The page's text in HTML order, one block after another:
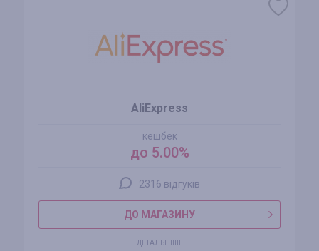
AliExpress
кешбек
до 5.00%
2316 відгуків
ДО МАГАЗИНУ
ДЕТАЛЬНІШЕ